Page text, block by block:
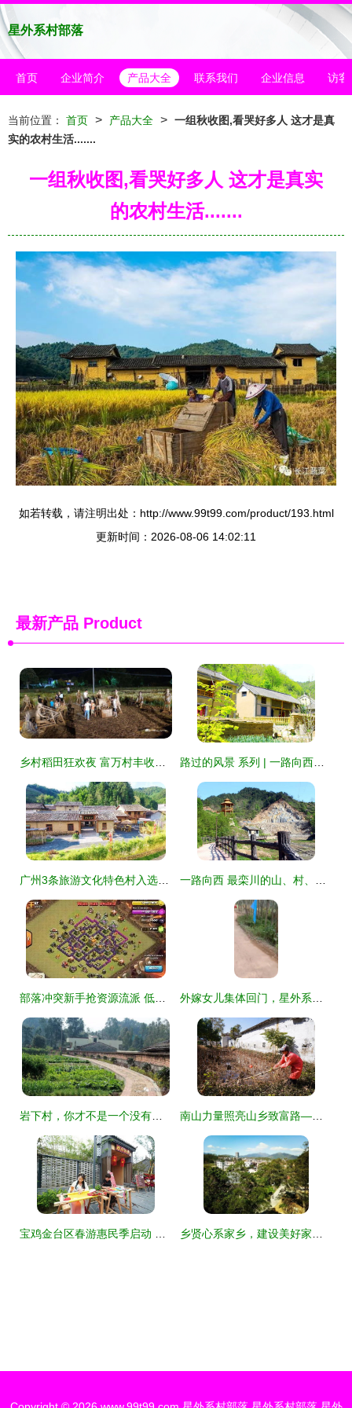
星外系村部落
首页 企业简介 产品大全 联系我们 企业信息 访客
当前位置： 首页 > 产品大全 > 一组秋收图,看哭好多人 这才是真
实的农村生活.......
一组秋收图,看哭好多人 这才是真实
的农村生活.......
如若转载，请注明出处：http://www.99t99.com/product/193.html
更新时间：2026-08-06 14:02:11
最新产品 Product